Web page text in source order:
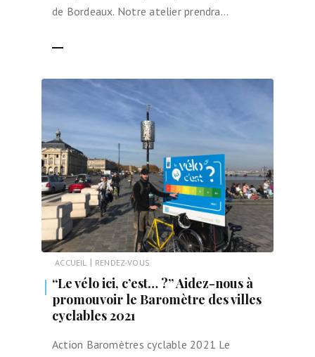
de Bordeaux. Notre atelier prendra…
ACCUEIL | RENDEZ-VOUS
“Le vélo ici, c’est… ?” Aidez-nous à
promouvoir le Baromètre des villes
cyclables 2021
Action Baromètres cyclable 2021 Le